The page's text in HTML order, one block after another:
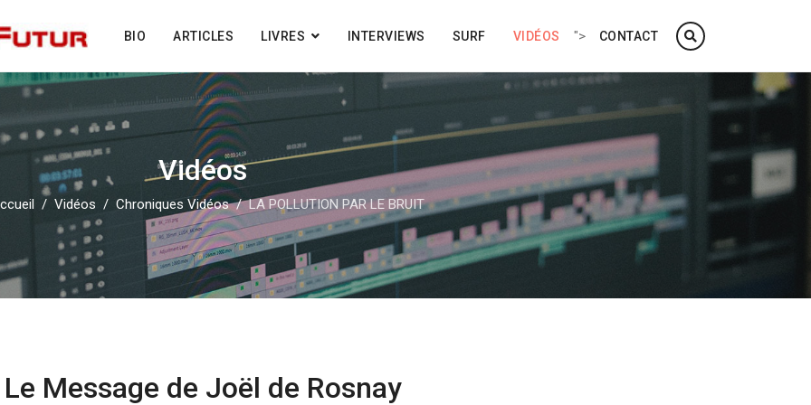
BIO ARTICLES LIVRES INTERVIEWS SURF VIDÉOS "> CONTACT
Vidéos
Vidéos Chroniques Vidéos LA POLLUTION PAR LE BRUIT
Le Message de Joël de Rosnay